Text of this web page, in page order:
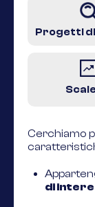
Progetti
Cerchiamo
di